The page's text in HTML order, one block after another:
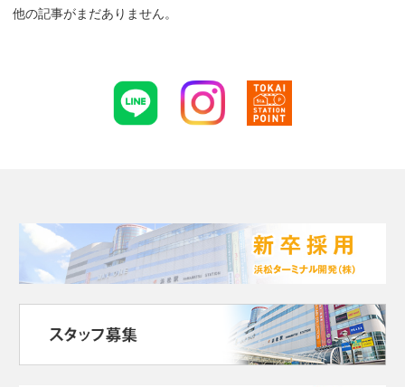
他の記事がまだありません。